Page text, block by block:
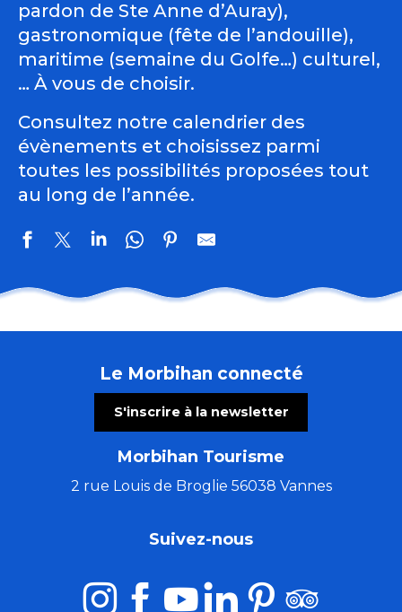
pardon de Ste Anne d’Auray),
gastronomique (fête de l’andouille),
maritime (semaine du Golfe…) culturel,
… À vous de choisir.
Consultez notre calendrier des
évènements et choisissez parmi
toutes les possibilités proposées tout
au long de l’année.
Les Virtuoses de Chambre de Cologne
Atelier créatif avec Cécile White - Leporello (livre
Ploërmel sur les pas du Dragon
Visite commentée de l'exposition temporaire
Concert Alma Criola
Concert de Christophe Guillemot - harpiste luthier
Art Péros – Dark Swallows
Le Morbihan connecté
S'inscrire à la newsletter
Morbihan Tourisme
2 rue Louis de Broglie 56038 Vannes
Suivez-nous